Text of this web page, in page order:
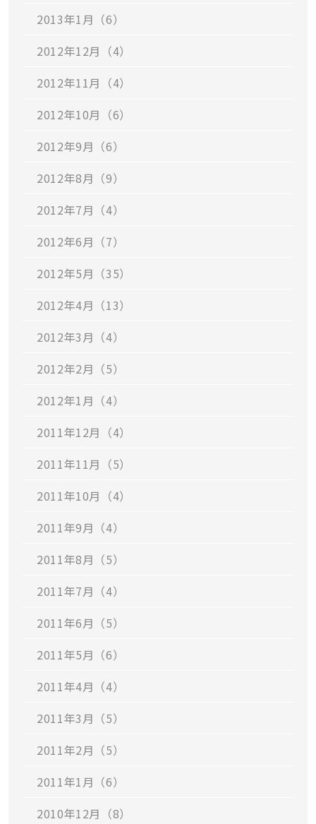
2013年1月（6）
2012年12月（4）
2012年11月（4）
2012年10月（6）
2012年9月（6）
2012年8月（9）
2012年7月（4）
2012年6月（7）
2012年5月（35）
2012年4月（13）
2012年3月（4）
2012年2月（5）
2012年1月（4）
2011年12月（4）
2011年11月（5）
2011年10月（4）
2011年9月（4）
2011年8月（5）
2011年7月（4）
2011年6月（5）
2011年5月（6）
2011年4月（4）
2011年3月（5）
2011年2月（5）
2011年1月（6）
2010年12月（8）